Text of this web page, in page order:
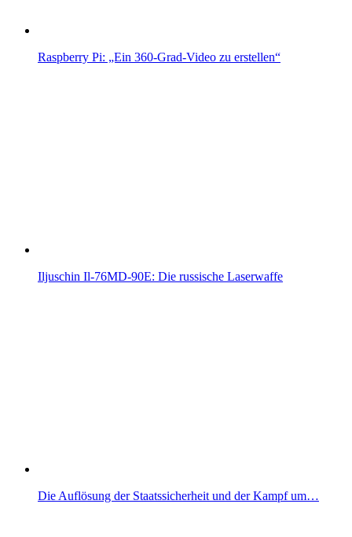
Raspberry Pi: „Ein 360-Grad-Video zu erstellen“
Iljuschin Il-76MD-90E: Die russische Laserwaffe
Die Auflösung der Staatssicherheit und der Kampf um…